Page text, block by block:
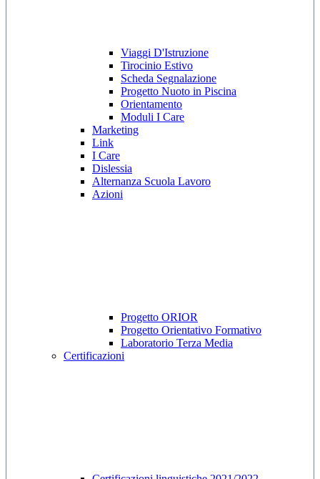
Viaggi D'Istruzione
Tirocinio Estivo
Scheda Segnalazione
Progetto Nuoto in Piscina
Orientamento
Moduli I Care
Marketing
Link
I Care
Dislessia
Alternanza Scuola Lavoro
Azioni
Progetto ORIOR
Progetto Orientativo Formativo
Laboratorio Terza Media
Certificazioni